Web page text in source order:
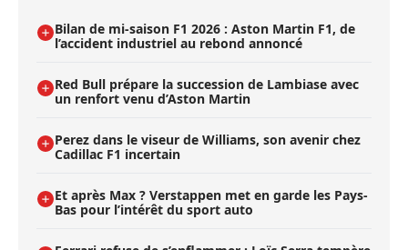
Bilan de mi-saison F1 2026 : Aston Martin F1, de
l’accident industriel au rebond annoncé
Red Bull prépare la succession de Lambiase avec
un renfort venu d’Aston Martin
Perez dans le viseur de Williams, son avenir chez
Cadillac F1 incertain
Et après Max ? Verstappen met en garde les Pays-
Bas pour l’intérêt du sport auto